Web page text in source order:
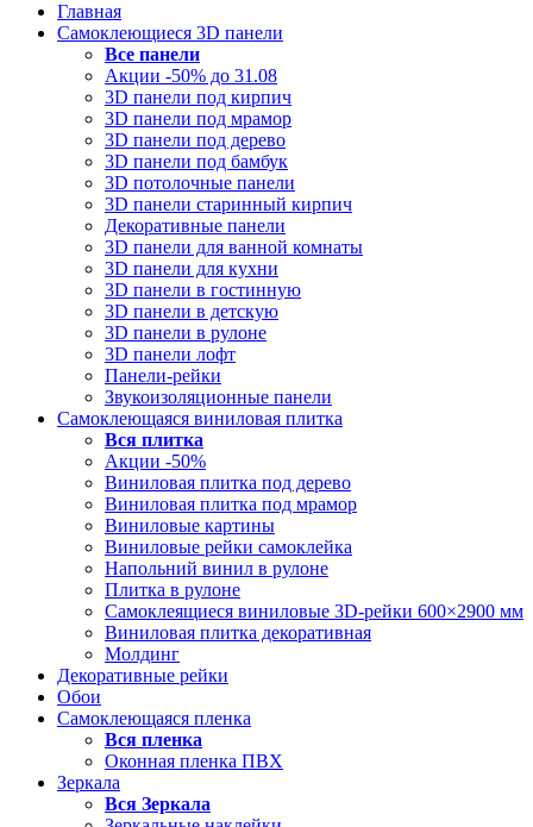
Главная
Самоклеющиеся 3D панели
Все панели
Акции -50% до 31.08
3D панели под кирпич
3D панели под мрамор
3D панели под дерево
3D панели под бамбук
3D потолочные панели
3D панели старинный кирпич
Декоративные панели
3D панели для ванной комнаты
3D панели для кухни
3D панели в гостинную
3D панели в детскую
3D панели в рулоне
3D панели лофт
Панели-рейки
Звукоизоляционные панели
Самоклеющаяся виниловая плитка
Вся плитка
Акции -50%
Виниловая плитка под дерево
Виниловая плитка под мрамор
Виниловые картины
Виниловые рейки самоклейка
Напольний винил в рулоне
Плитка в рулоне
Самоклеящиеся виниловые 3D‑рейки 600×2900 мм
Виниловая плитка декоративная
Молдинг
Декоративные рейки
Обои
Самоклеющаяся пленка
Вся пленка
Оконная пленка ПВХ
Зеркала
Вся Зеркала